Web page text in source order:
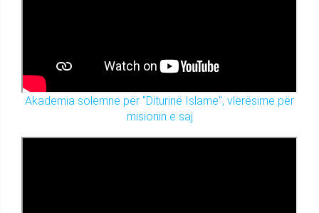
Akademia solemne për "Diturinë Islame", vlerësime për
misionin e saj